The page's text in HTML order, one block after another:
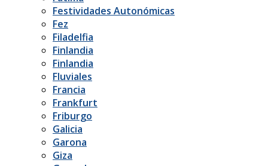
Festividades Autonómicas
Fez
Filadelfia
Finlandia
Finlandia
Fluviales
Francia
Frankfurt
Friburgo
Galicia
Garona
Giza